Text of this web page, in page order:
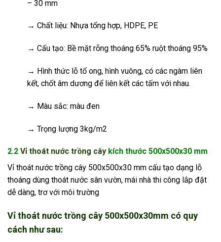
– 30 mm
→ Chất liệu: Nhựa tổng hợp, HDPE, PE
→ Cấu tạo: Bề mặt rỗng thoáng 65% ruột thoáng 95%
→ Hình thức lỗ tổ ong, hình vuông, có các ngàm liên
kết, chốt âm dương để liên kết các tấm với nhau.
→ Màu sắc: màu đen
→ Trọng lượng 3kg/m2
2.2 Vỉ thoát nước trồng cây kích thước 500x500x30 mm
Vỉ thoát nước trồng cây 500x500x30 mm cấu tạo dạng lỗ
thoáng dùng thoát nước sân vườn, mái nhà thi công lắp đặt
dễ dàng, trơ với môi trường
Vỉ thoát nước trồng cây 500x500x30mm có quy
cách như sau: